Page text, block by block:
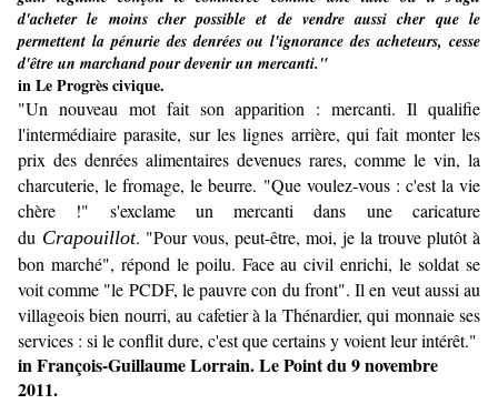
d'acheter le moins cher possible et de vendre aussi cher que le
permettent la pénurie des denrées ou l'ignorance des acheteurs, cesse
d'être un marchand pour devenir un mercanti."
in Le Progrès civique.
"Un nouveau mot fait son apparition : mercanti. Il qualifie
l'intermédiaire parasite, sur les lignes arrière, qui fait monter les
prix des denrées alimentaires devenues rares, comme le vin, la
charcuterie, le fromage, le beurre. "Que voulez-vous : c'est la vie
chère !" s'exclame un mercanti dans une caricature
du Crapouillot. "Pour vous, peut-être, moi, je la trouve plutôt à
bon marché", répond le poilu. Face au civil enrichi, le soldat se
voit comme "le PCDF, le pauvre con du front". Il en veut aussi au
villageois bien nourri, au cafetier à la Thénardier, qui monnaie ses
services : si le conflit dure, c'est que certains y voient leur intérêt."
in François-Guillaume Lorrain. Le Point du 9 novembre
2011.